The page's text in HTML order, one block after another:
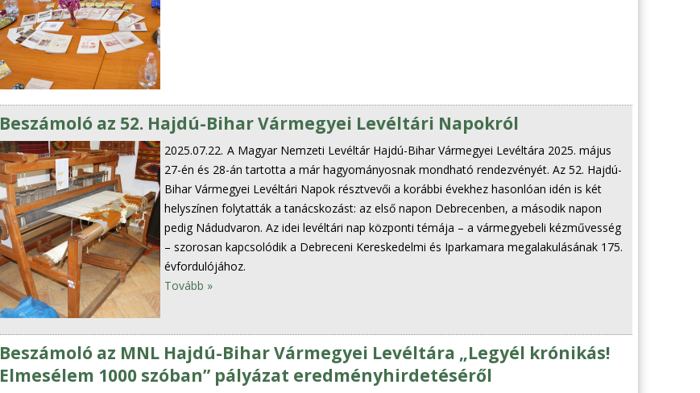
Beszámoló az 52. Hajdú-Bihar Vármegyei Levéltári Napokról
2025.07.22. A Magyar Nemzeti Levéltár Hajdú-Bihar Vármegyei Levéltára 2025. május
27-én és 28-án tartotta a már hagyományosnak mondható rendezvényét. Az 52. Hajdú-
Bihar Vármegyei Levéltári Napok résztvevői a korábbi évekhez hasonlóan idén is két
helyszínen folytatták a tanácskozást: az első napon Debrecenben, a második napon
pedig Nádudvaron. Az idei levéltári nap központi témája – a vármegyebeli kézművesség
– szorosan kapcsolódik a Debreceni Kereskedelmi és Iparkamara megalakulásának 175.
évfordulójához.
Tovább »
Beszámoló az MNL Hajdú-Bihar Vármegyei Levéltára „Legyél krónikás!
Elmesélem 1000 szóban” pályázat eredményhirdetéséről